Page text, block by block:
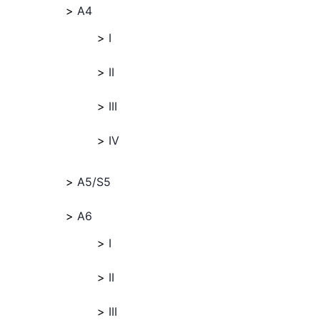
A4
I
II
III
IV
A5/S5
A6
I
II
III